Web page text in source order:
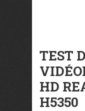
TEST
HD
H5350